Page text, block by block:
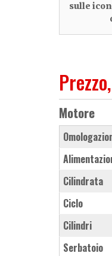
sulle
Motore
Cilindrata
Ciclo
Cilindri
Serbatoio